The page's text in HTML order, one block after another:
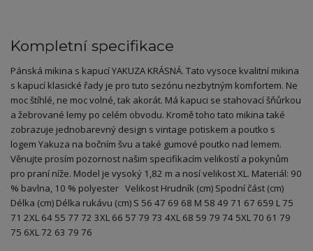
Kompletní specifikace
Pánská mikina s kapucí YAKUZA KRÁSNÁ. Tato vysoce kvalitní mikina
s kapucí klasické řady je pro tuto sezónu nezbytným komfortem. Ne
moc štíhlé, ne moc volné, tak akorát. Má kapuci se stahovací šňůrkou
a žebrované lemy po celém obvodu. Kromě toho tato mikina také
zobrazuje jednobarevný design s vintage potiskem a poutko s
logem Yakuza na bočním švu a také gumové poutko nad lemem.
Věnujte prosím pozornost našim specifikacím velikostí a pokynům
pro praní níže. Model je vysoký 1,82 m a nosí velikost XL. Materiál: 90
% bavlna, 10 % polyester Velikost Hrudník (cm) Spodní část (cm)
Délka (cm) Délka rukávu (cm) S 56 47 69 68 M 58 49 71 67 659 L 75
71 2XL 64 55 77 72 3XL 66 57 79 73 4XL 68 59 79 74 5XL 70 61 79
75 6XL 72 63 79 76